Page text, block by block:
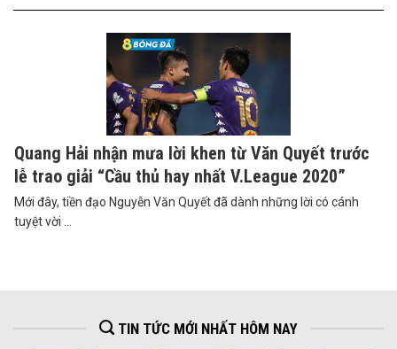
Quang Hải nhận mưa lời khen từ Văn Quyết trước
lễ trao giải “Cầu thủ hay nhất V.League 2020”
Mới đây, tiền đạo Nguyễn Văn Quyết đã dành những lời có cánh
tuyệt vời ...
TIN TỨC MỚI NHẤT HÔM NAY